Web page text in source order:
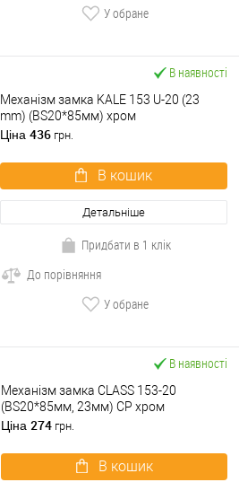
У обране
В наявності
Механізм замка KALE 153 U-20 (23
mm) (BS20*85мм) хром
Ціна 436 грн.
В кошик
Детальніше
Придбати в 1 клік
До порівняння
У обране
В наявності
Механізм замка CLASS 153-20
(BS20*85мм, 23мм) CP хром
Ціна 274 грн.
В кошик